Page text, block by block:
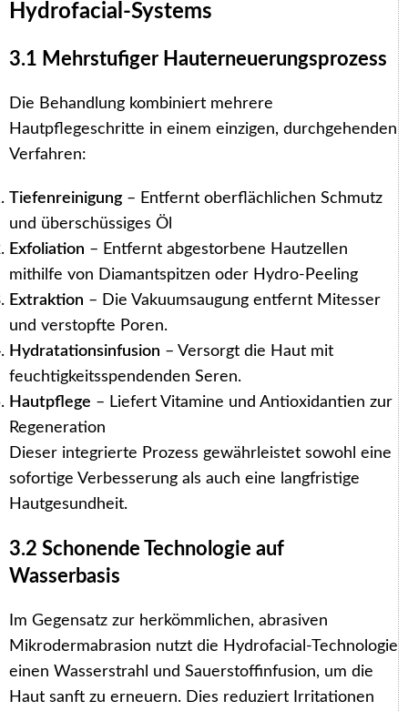
Hydrofacial-Systems
3.1 Mehrstufiger Hauterneuerungsprozess
Die Behandlung kombiniert mehrere
Hautpflegeschritte in einem einzigen, durchgehenden
Verfahren:
Tiefenreinigung – Entfernt oberflächlichen Schmutz
und überschüssiges Öl
Exfoliation – Entfernt abgestorbene Hautzellen
mithilfe von Diamantspitzen oder Hydro-Peeling
Extraktion – Die Vakuumsaugung entfernt Mitesser
und verstopfte Poren.
Hydratationsinfusion – Versorgt die Haut mit
feuchtigkeitsspendenden Seren.
Hautpflege – Liefert Vitamine und Antioxidantien zur
Regeneration
Dieser integrierte Prozess gewährleistet sowohl eine
sofortige Verbesserung als auch eine langfristige
Hautgesundheit.
3.2 Schonende Technologie auf
Wasserbasis
Im Gegensatz zur herkömmlichen, abrasiven
Mikrodermabrasion nutzt die Hydrofacial-Technologie
einen Wasserstrahl und Sauerstoffinfusion, um die
Haut sanft zu erneuern. Dies reduziert Irritationen